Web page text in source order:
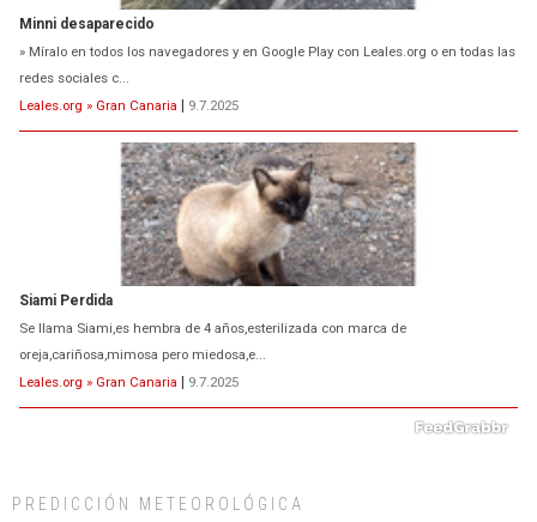
Minni desaparecido
» Míralo en todos los navegadores y en Google Play con Leales.org o en todas las
redes sociales c...
Leales.org » Gran Canaria | 9.7.2025
Siami Perdida
Se llama Siami,es hembra de 4 años,esterilizada con marca de
oreja,cariñosa,mimosa pero miedosa,e...
Leales.org » Gran Canaria | 9.7.2025
PREDICCIÓN METEOROLÓGICA